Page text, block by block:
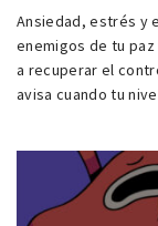
Ansiedad, estrés y
enemigos de tu
a recuperar el
avisa cuando tu